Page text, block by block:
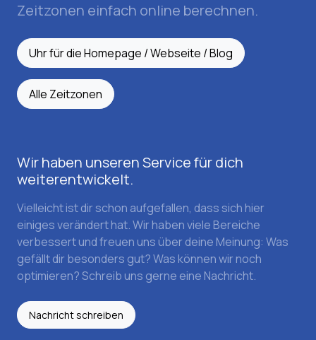
Zeitzonen einfach online berechnen.
Uhr für die Homepage / Webseite / Blog
Alle Zeitzonen
Wir haben unseren Service für dich
weiterentwickelt.
Vielleicht ist dir schon aufgefallen, dass sich hier
einiges verändert hat. Wir haben viele Bereiche
verbessert und freuen uns über deine Meinung: Was
gefällt dir besonders gut? Was können wir noch
optimieren? Schreib uns gerne eine Nachricht.
Nachricht schreiben